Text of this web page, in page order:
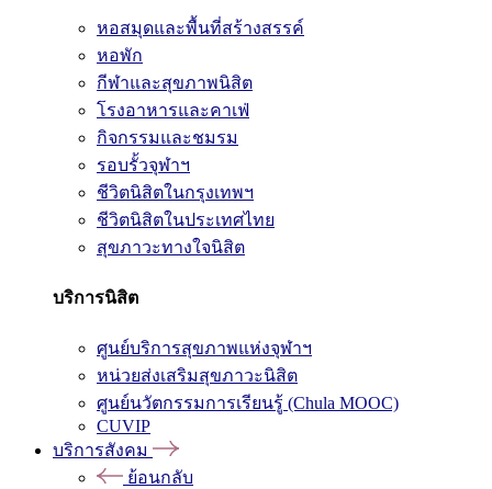
หอสมุดและพื้นที่สร้างสรรค์
หอพัก
กีฬาและสุขภาพนิสิต
โรงอาหารและคาเฟ่
กิจกรรมและชมรม
รอบรั้วจุฬาฯ
ชีวิตนิสิตในกรุงเทพฯ
ชีวิตนิสิตในประเทศไทย
สุขภาวะทางใจนิสิต
บริการนิสิต
ศูนย์บริการสุขภาพแห่งจุฬาฯ
หน่วยส่งเสริมสุขภาวะนิสิต
ศูนย์นวัตกรรมการเรียนรู้ (Chula MOOC)
CUVIP
บริการสังคม
ย้อนกลับ